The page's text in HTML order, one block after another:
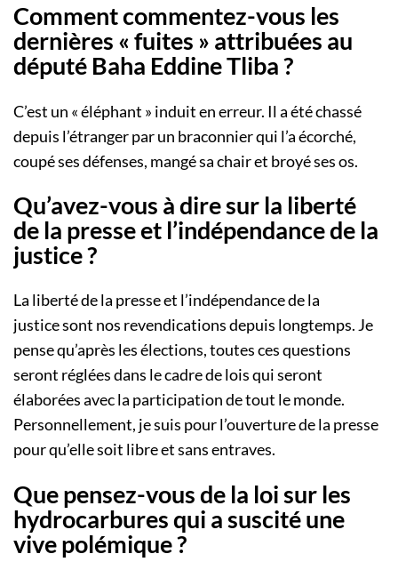
Comment commentez-vous les
dernières « fuites » attribuées au
député Baha Eddine Tliba ?
C’est un « éléphant » induit en erreur. Il a été chassé
depuis l’étranger par un braconnier qui l’a écorché,
coupé ses défenses, mangé sa chair et broyé ses os.
Qu’avez-vous à dire sur la liberté
de la presse et l’indépendance de la
justice ?
La liberté de la presse et l’indépendance de la
justice sont nos revendications depuis longtemps. Je
pense qu’après les élections, toutes ces questions
seront réglées dans le cadre de lois qui seront
élaborées avec la participation de tout le monde.
Personnellement, je suis pour l’ouverture de la presse
pour qu’elle soit libre et sans entraves.
Que pensez-vous de la loi sur les
hydrocarbures qui a suscité une
vive polémique ?